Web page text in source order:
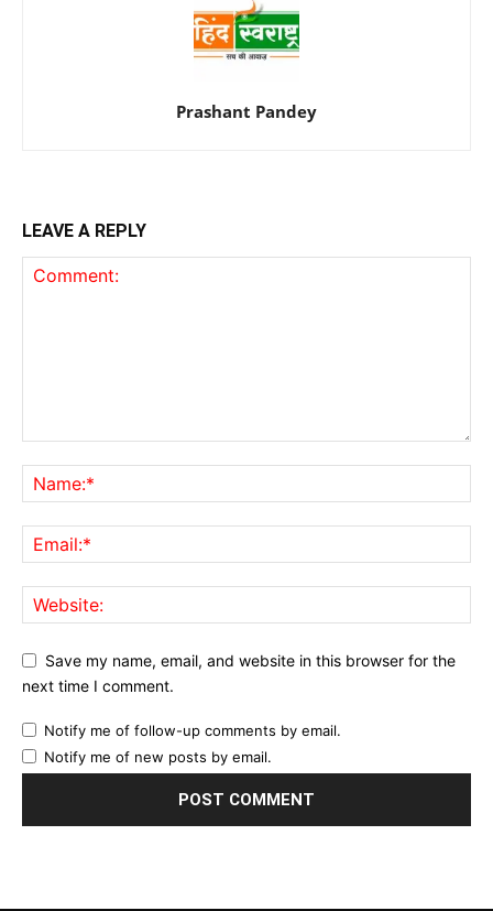
Prashant Pandey
LEAVE A REPLY
Save my name, email, and website in this browser for the
next time I comment.
Notify me of follow-up comments by email.
Notify me of new posts by email.